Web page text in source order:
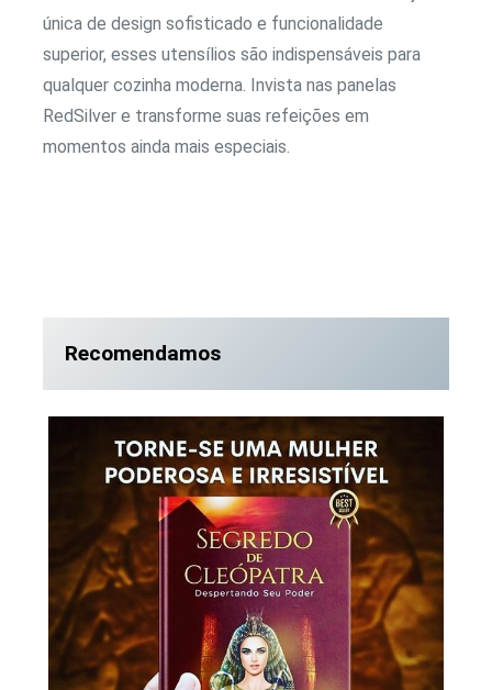
única de design sofisticado e funcionalidade
superior, esses utensílios são indispensáveis para
qualquer cozinha moderna. Invista nas panelas
RedSilver e transforme suas refeições em
momentos ainda mais especiais.
Recomendamos